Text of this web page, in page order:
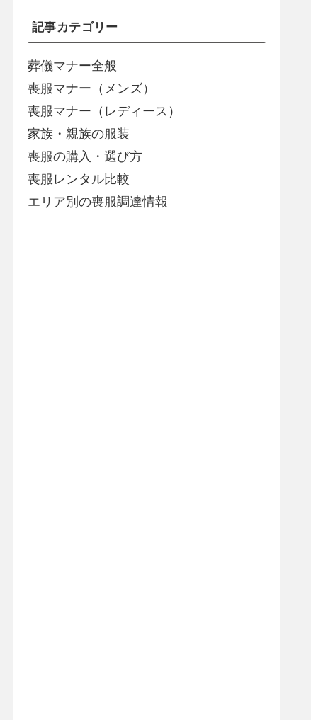
記事カテゴリー
葬儀マナー全般
喪服マナー（メンズ）
喪服マナー（レディース）
家族・親族の服装
喪服の購入・選び方
喪服レンタル比較
エリア別の喪服調達情報